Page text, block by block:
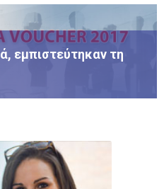
εμπιστεύτηκαν τη